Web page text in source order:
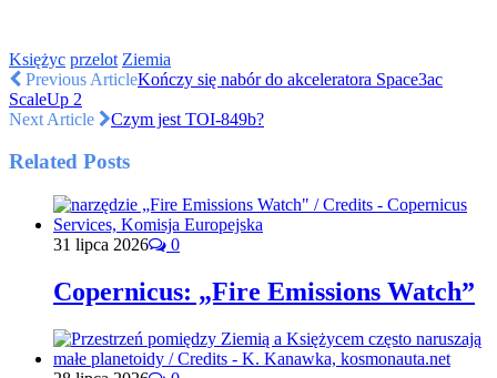
Księżyc przelot Ziemia
Previous ArticleKończy się nabór do akceleratora Space3ac
ScaleUp 2
Next Article
Czym jest TOI-849b?
Related Posts
31 lipca 2026 0
Copernicus: „Fire Emissions Watch”